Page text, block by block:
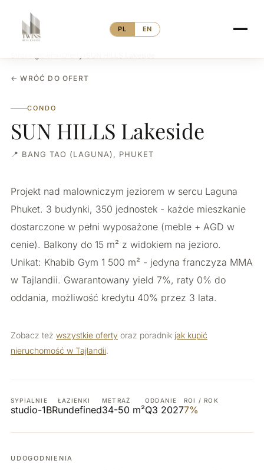
PL EN
← WRÓĆ DO OFERT
CONDO
SUN HILLS Lakeside
📍 BANG TAO (LAGUNA), PHUKET
Projekt nad malowniczym jeziorem w sercu Laguna
Phuket. 3 budynki, 350 jednostek - każde mieszkanie
dostarczone w pełni wyposażone (meble + AGD w
cenie). Balkony do 15 m² z widokiem na jezioro.
Unikat: Khabib Gym 1 500 m² - jedyna franczyza MMA
w Tajlandii. Gwarantowany yield 7%, raty 0% do
oddania, możliwość kredytu 40% przez 3 lata.
Zobacz też wszystkie oferty oraz poradnik jak kupić
nieruchomość w Tajlandii.
SYPIALNIE
studio-1BR
ŁAZIENKI
undefined
METRAŻ
34-50 m²
ODDANIE
Q3 2027
ROI / ROK
7%
UDOGODNIENIA